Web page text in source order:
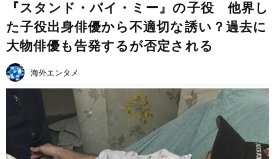
『スタンド・バイ・ミー』の子役 他界し
た子役出身俳優から不適切な誘い？過去に
大物俳優も告発するが否定される
海外エンタメ